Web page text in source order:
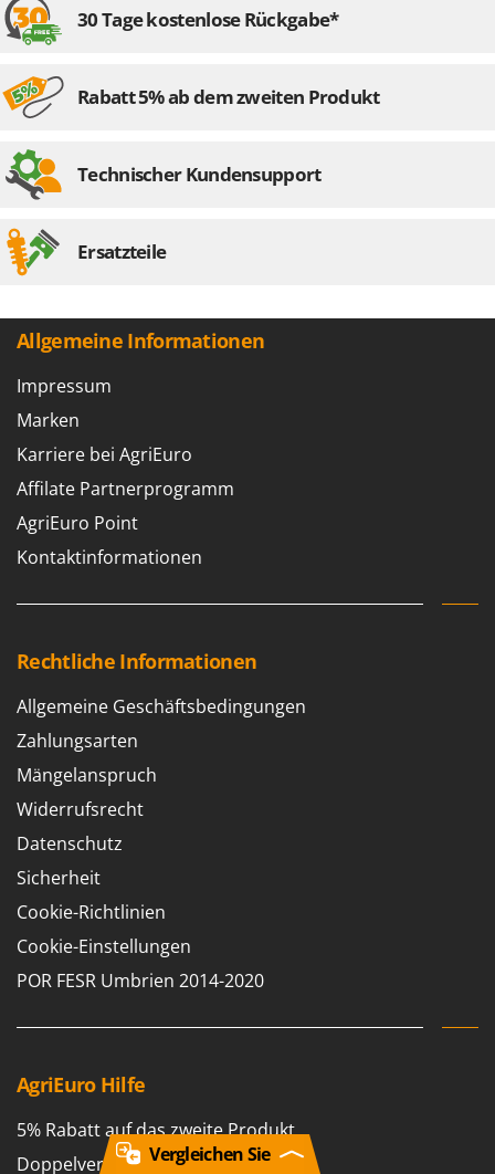
30 Tage kostenlose Rückgabe*
Rabatt 5% ab dem zweiten Produkt
Technischer Kundensupport
Ersatzteile
Allgemeine Informationen
Impressum
Marken
Karriere bei AgriEuro
Affilate Partnerprogramm
AgriEuro Point
Kontaktinformationen
Rechtliche Informationen
Allgemeine Geschäftsbedingungen
Zahlungsarten
Mängelanspruch
Widerrufsrecht
Datenschutz
Sicherheit
Cookie-Richtlinien
Cookie-Einstellungen
POR FESR Umbrien 2014-2020
AgriEuro Hilfe
5% Rabatt auf das zweite Produkt
DoppelverpackungVergleichen Sie